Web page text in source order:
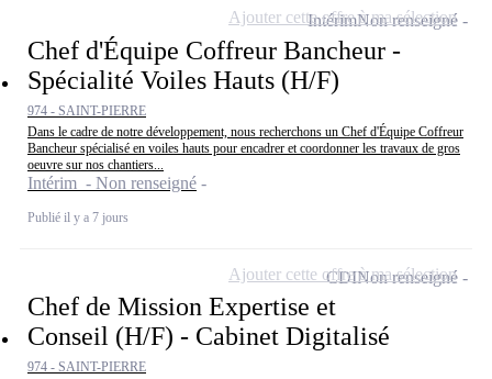
Chef d'Équipe Coffreur Bancheur -
Spécialité Voiles Hauts (H/F)
974 - SAINT-PIERRE
Dans le cadre de notre développement, nous recherchons un Chef d'Équipe Coffreur
Bancheur spécialisé en voiles hauts pour encadrer et coordonner les travaux de gros
oeuvre sur nos chantiers...
Intérim - Non renseigné
Publié il y a 7 jours
IntérimNon renseigné
Ajouter cette offre à ma sélection
Chef de Mission Expertise et
Conseil (H/F) - Cabinet Digitalisé
974 - SAINT-PIERRE
CDINon renseigné
Ajouter cette offre à ma sélection